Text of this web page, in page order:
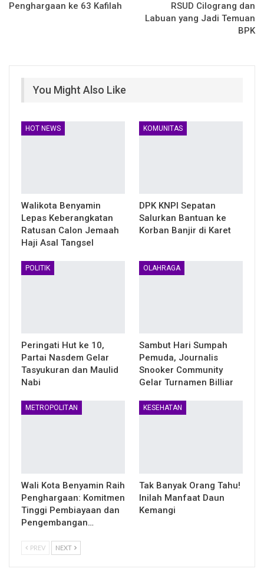
Penghargaan ke 63 Kafilah
RSUD Cilograng dan
Labuan yang Jadi Temuan
BPK
You Might Also Like
HOT NEWS
Walikota Benyamin
Lepas Keberangkatan
Ratusan Calon Jemaah
Haji Asal Tangsel
KOMUNITAS
DPK KNPI Sepatan
Salurkan Bantuan ke
Korban Banjir di Karet
POLITIK
Peringati Hut ke 10,
Partai Nasdem Gelar
Tasyukuran dan Maulid
Nabi
OLAHRAGA
Sambut Hari Sumpah
Pemuda, Journalis
Snooker Community
Gelar Turnamen Billiar
METROPOLITAN
Wali Kota Benyamin Raih
Penghargaan: Komitmen
Tinggi Pembiayaan dan
Pengembangan…
KESEHATAN
Tak Banyak Orang Tahu!
Inilah Manfaat Daun
Kemangi
PREV NEXT